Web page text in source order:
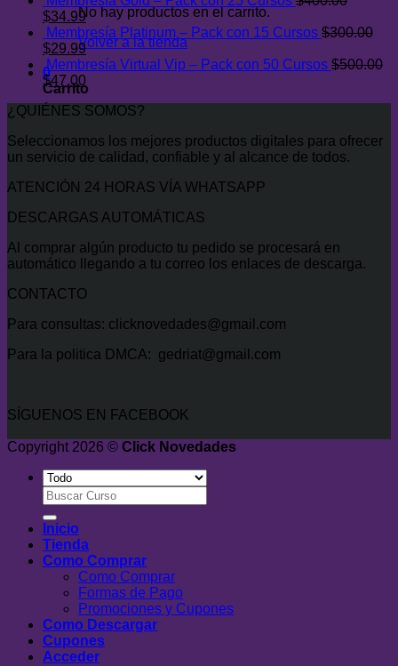
No hay productos en el carrito.
Volver a la tienda
0
Carrito
El
precio
original
era:
$400.00.
$34.99El
precio
actual
es:
$34.99.
Membresía Platinum – Pack con 15 Cursos $300.00
El
precio
original
era:
$300.00.
$29.99El
precio
actual
es:
$29.99.
Membresía Virtual Vip – Pack con 50 Cursos $500.00
El
precio
original
$500.00.
$47.00El
precio
actual
$47.00.
¿QUIÉNES SOMOS?
Seleccionamos los mejores productos digitales para ofrecer
un servicio de calidad, confiable y al alcance de todos.
ATENCIÓN 24 HORAS VÍA WHATSAPP
DESCARGAS AUTOMÁTICAS
Al comprar algún producto tu pedido se procesará en
automático llegando a tu correo los enlaces de descarga.
CONTACTO
Para consultas: clicknovedades@gmail.com
Para la politica DMCA: gedriat@gmail.com
SÍGUENOS EN FACEBOOK
Copyright 2026 © Click Novedades
Buscar
por:
Inicio
Tienda
Como Comprar
Como Comprar
Formas de Pago
Promociones y Cupones
Como Descargar
Cupones
Acceder